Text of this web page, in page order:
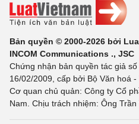
Bản quyền © 2000-2026 bởi
INCOM Communications ., JSC
Chứng nhận bản quyền tác giả
16/02/2009, cấp bởi Bộ Văn hoá
Cơ quan chủ quản: Công ty Cổ
Nam. Chịu trách nhiệm: Ông Trần